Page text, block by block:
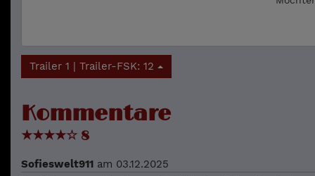
Trailer 1 | Trailer-FSK: 12
Kommentare
★★★★☆ 8
Sofieswelt911 am 03.12.2025